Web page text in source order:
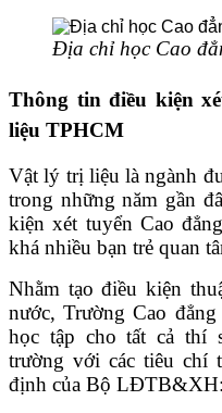
Địa chỉ học Cao
Thông tin điều kiện
liệu TPHCM
Vật lý trị liệu là ngành
trong những năm gần
kiện xét tuyển Cao
khá nhiều bạn trẻ quan
Nhằm tạo điều kiện
nước, Trường Cao
học tập cho tất cả thí
trường với các tiêu chí
định của Bộ LĐTB&XH: